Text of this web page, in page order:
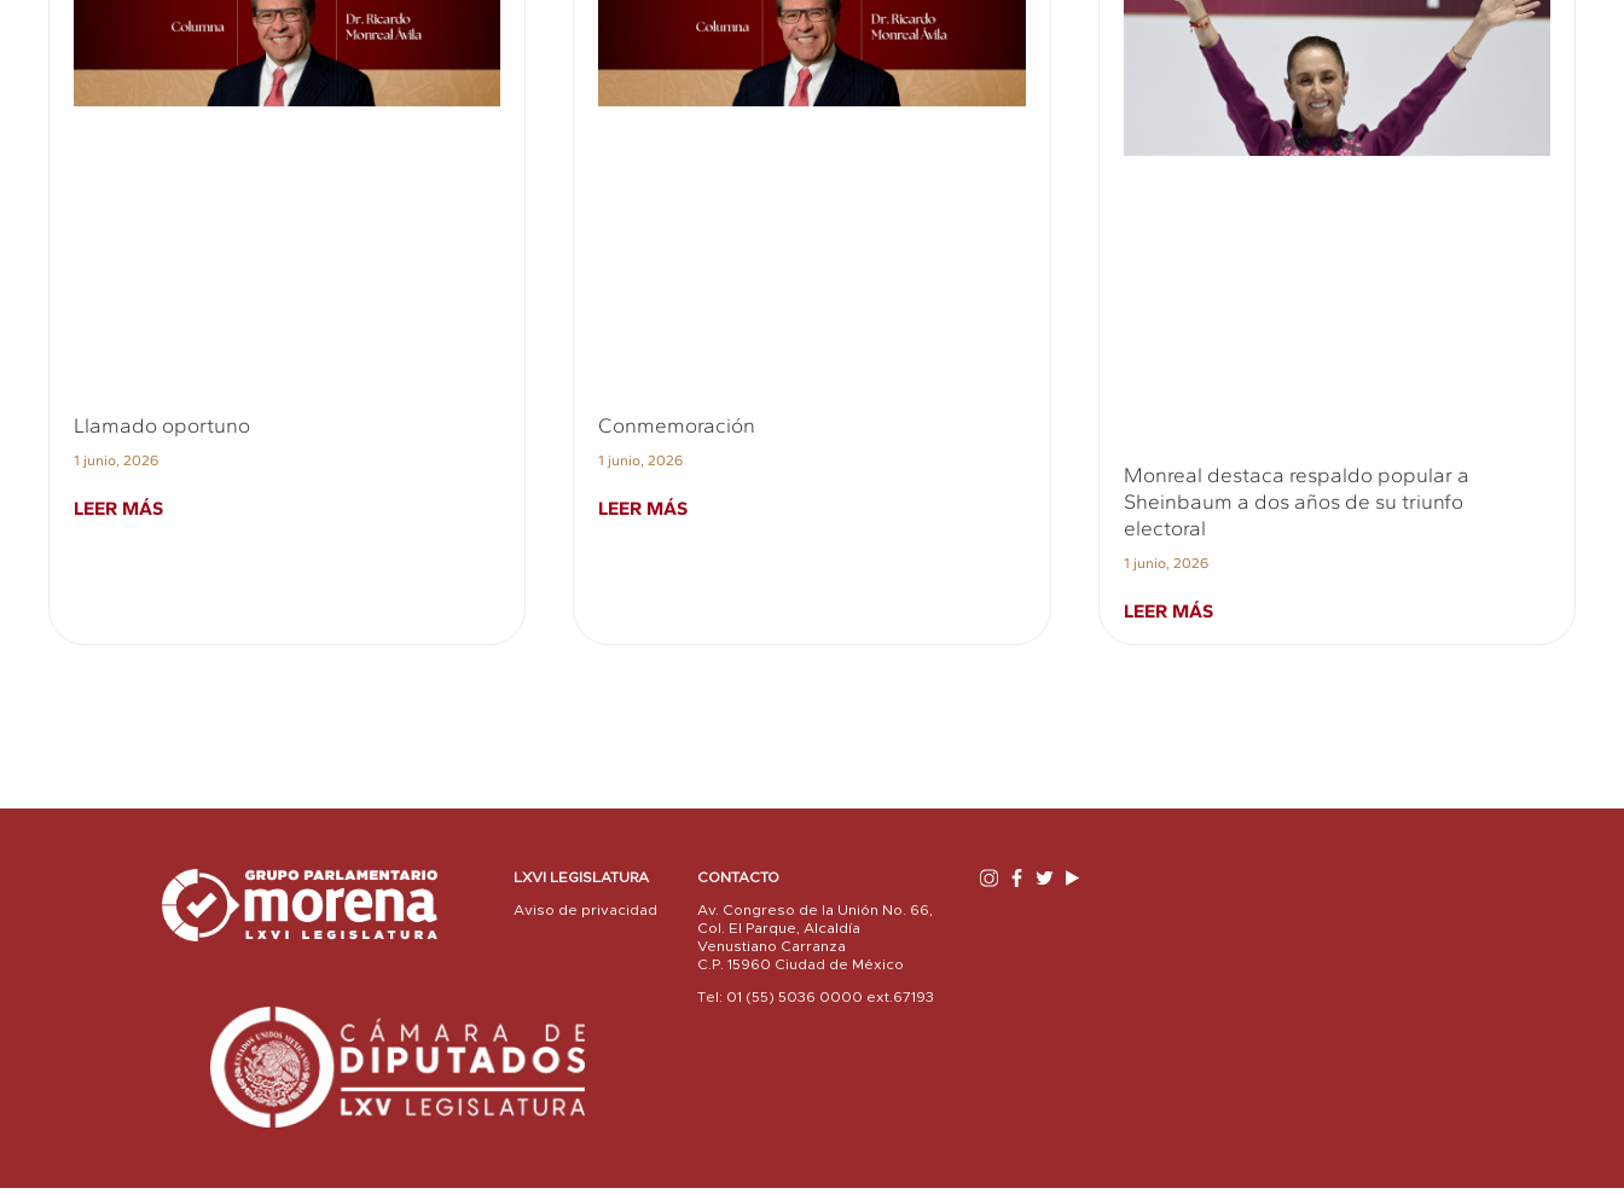
Llamado oportuno
1 junio, 2026
LEER MÁS
Conmemoración
1 junio, 2026
LEER MÁS
Monreal destaca respaldo popular a
Sheinbaum a dos años de su triunfo
electoral
1 junio, 2026
LEER MÁS
LXVI LEGISLATURA
Aviso de privacidad
CONTACTO
Av. Congreso de la Unión No. 66,
Col. El Parque, Alcaldía
Venustiano Carranza
C.P. 15960 Ciudad de México
Tel: 01 (55) 5036 0000 ext.67193